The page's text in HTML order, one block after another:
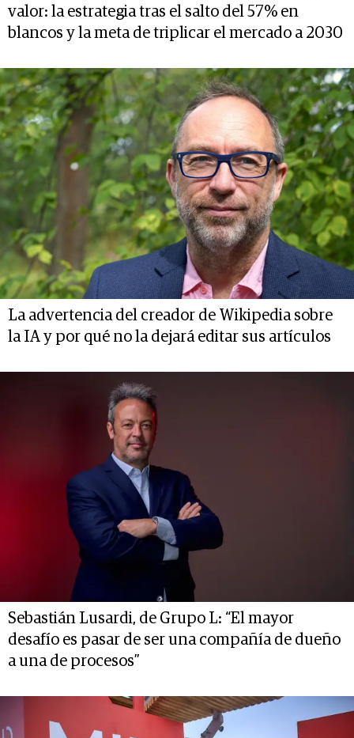
valor: la estrategia tras el salto del 57% en
blancos y la meta de triplicar el mercado a 2030
La advertencia del creador de Wikipedia sobre
la IA y por qué no la dejará editar sus artículos
Sebastián Lusardi, de Grupo L: “El mayor
desafío es pasar de ser una compañía de dueño
a una de procesos”